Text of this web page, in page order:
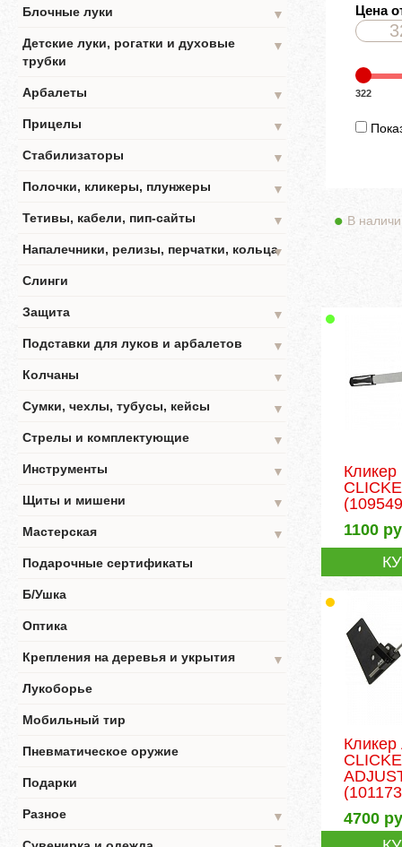
Блочные луки
▼
Детские луки, рогатки и духовые
трубки
▼
Арбалеты
▼
Прицелы
▼
Стабилизаторы
▼
Полочки, кликеры, плунжеры
▼
Тетивы, кабели, пип-сайты
▼
Напалечники, релизы, перчатки, кольца▼
Слинги
Защита
▼
Подставки для луков и арбалетов
▼
Колчаны
▼
Сумки, чехлы, тубусы, кейсы
▼
Стрелы и комплектующие
▼
Инструменты
▼
Щиты и мишени
▼
Мастерская
▼
Подарочные сертификаты
Б/Ушка
Оптика
Крепления на деревья и укрытия
▼
Лукоборье
Мобильный тир
Пневматическое оружие
Подарки
Разное
▼
Цена
322
В
Кликер
1100
Кликер
4700